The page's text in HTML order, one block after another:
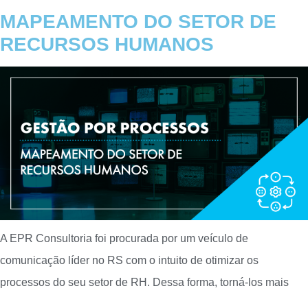
MAPEAMENTO DO SETOR DE
RECURSOS HUMANOS
A EPR Consultoria foi procurada por um veículo de
comunicação líder no RS com o intuito de otimizar os
processos do seu setor de RH. Dessa forma, torná-los mais